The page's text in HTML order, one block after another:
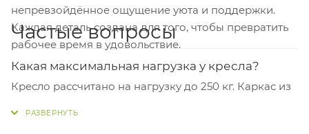
непревзойдённое ощущение уюта и поддержки.
Каждая деталь создана для того, чтобы превратить
рабочее время в удовольствие.
Частые вопросы
Какая максимальная нагрузка у кресла?
Кресло рассчитано на нагрузку до 250 кг. Каркас из